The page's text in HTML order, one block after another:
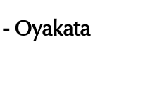
Oyakata